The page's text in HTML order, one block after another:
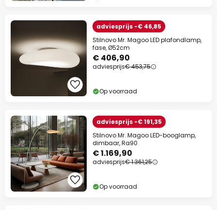
adviesprijs -€ 46,85
Stilnovo Mr. Magoo LED plafondlamp,
fase, Ø52cm
€ 406,90
adviesprijs€ 453,75
Op voorraad
adviesprijs -€ 191,35
Stilnovo Mr. Magoo LED-booglamp,
dimbaar, Ra90
€ 1.169,90
adviesprijs€ 1.361,25
Op voorraad